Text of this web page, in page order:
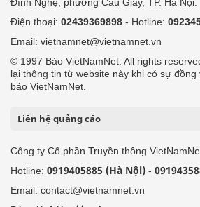
Điện thoại: 02439369898 - Hotline:
Email: vietnamnet@vietnamnet.vn
© 1997 Báo VietNamNet. All rights
lại thông tin từ website này khi có sự đồng
báo VietNamNet.
Liên hệ quảng cáo
Công ty Cổ phần Truyền thông
Hotline: 0919405885 (Hà Nội) -
Email: contact@vietnamnet.vn